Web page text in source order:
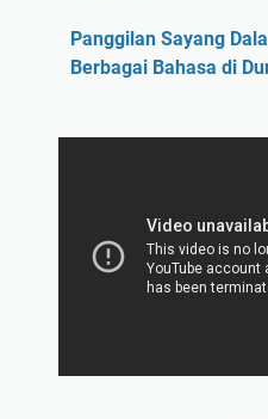
Panggilan Sayang
Berbagai Bahasa di